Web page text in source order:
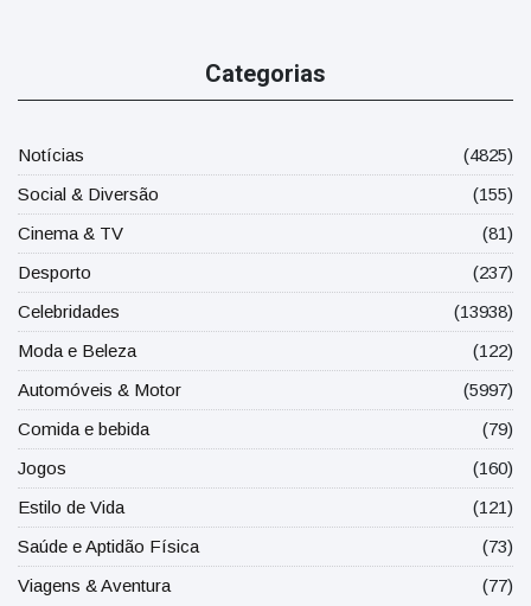
Categorias
Notícias
(4825)
Social & Diversão
(155)
Cinema & TV
(81)
Desporto
(237)
Celebridades
(13938)
Moda e Beleza
(122)
Automóveis & Motor
(5997)
Comida e bebida
(79)
Jogos
(160)
Estilo de Vida
(121)
Saúde e Aptidão Física
(73)
Viagens & Aventura
(77)